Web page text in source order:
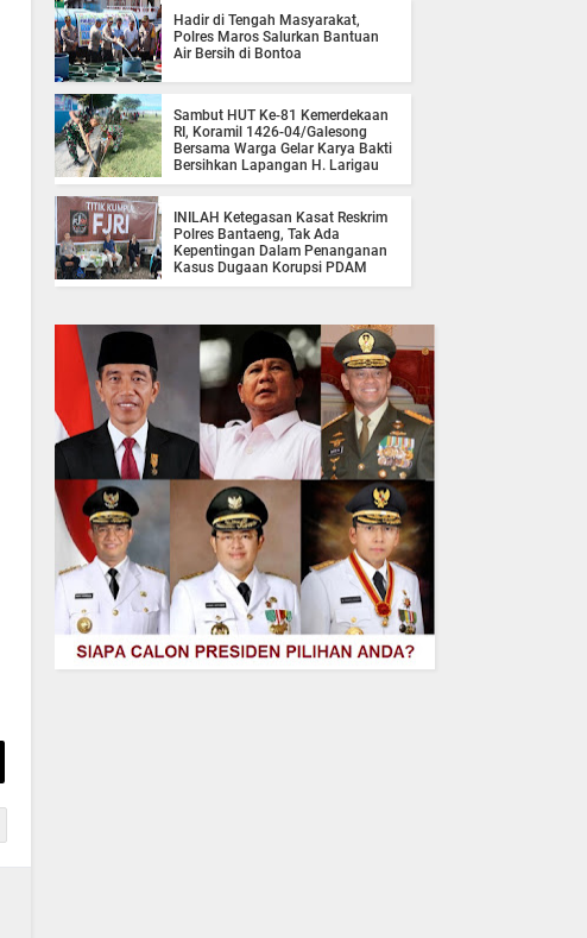
Hadir di Tengah Masyarakat,
Polres Maros Salurkan Bantuan
Air Bersih di Bontoa
Sambut HUT Ke-81 Kemerdekaan
RI, Koramil 1426-04/Galesong
Bersama Warga Gelar Karya Bakti
Bersihkan Lapangan H. Larigau
INILAH Ketegasan Kasat Reskrim
Polres Bantaeng, Tak Ada
Kepentingan Dalam Penanganan
Kasus Dugaan Korupsi PDAM